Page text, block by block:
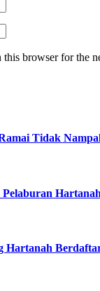
browser for the
Tidak
Hartanah